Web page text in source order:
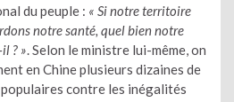
du peuple : « Si notre territoire
notre santé, quel bien notre
il ? ». Selon le ministre lui-même, on
en Chine plusieurs dizaines de
contre les inégalités